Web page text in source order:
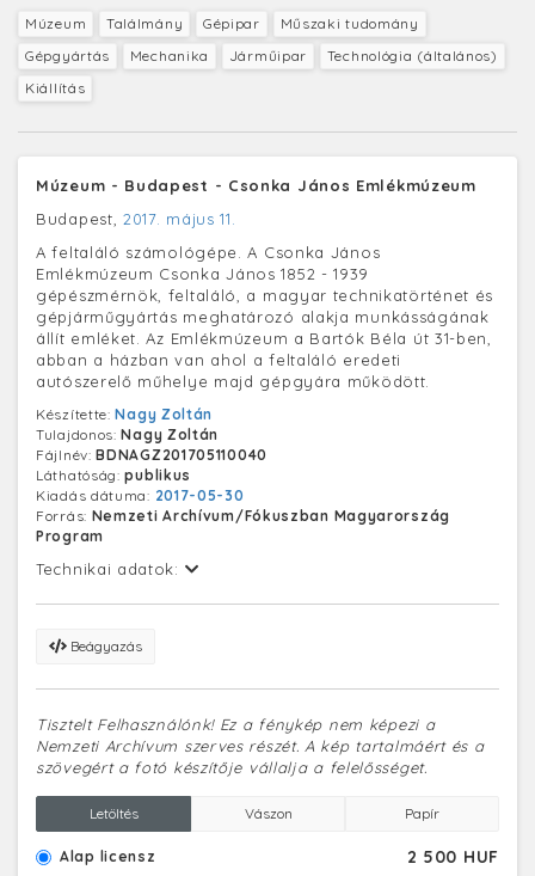
Múzeum Találmány Gépipar
Műszaki tudomány
Gépgyártás
Mechanika Járműipar
Technológia (általános)
Kiállítás
Múzeum - Budapest - Csonka János Emlékmúzeum
Budapest, 2017. május 11.
A feltaláló számológépe. A Csonka János
Emlékmúzeum Csonka János 1852 - 1939
gépészmérnök, feltaláló, a magyar technikatörténet és
gépjárműgyártás meghatározó alakja munkásságának
állít emléket. Az Emlékmúzeum a Bartók Béla út 31-ben,
abban a házban van ahol a feltaláló eredeti
autószerelő műhelye majd gépgyára működött.
Készítette:Nagy Zoltán
Tulajdonos:Nagy Zoltán
Fájlnév:BDNAGZ201705110040
Láthatóság:publikus
Kiadás dátuma: 2017-05-30
Forrás: Nemzeti Archívum/Fókuszban Magyarország
Program
Technikai adatok:
Beágyazás
Tisztelt Felhasználónk! Ez a fénykép nem képezi a
Nemzeti Archívum szerves részét. A kép tartalmáért és a
szövegért a fotó készítője vállalja a felelősséget.
Letöltés Vászon Papír
Alap licensz 2 500 HUF